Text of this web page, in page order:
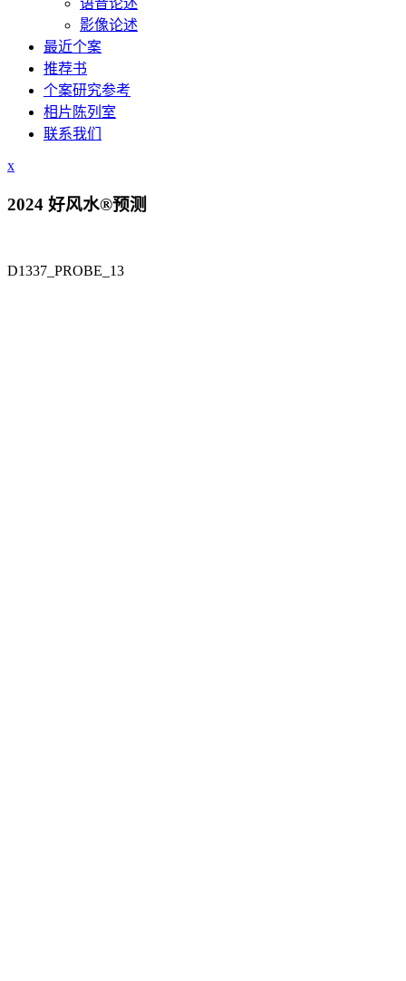
影像论述
最近个案
推荐书
个案研究参考
相片陈列室
联系我们
x
2024 好风水®预测